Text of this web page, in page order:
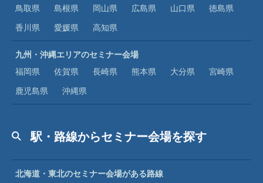
鳥取県
島根県 岡山県 広島県 山口県
徳島県
香川県
愛媛県 高知県
九州・沖縄エリアのセミナー会場
福岡県
佐賀県 長崎県 熊本県 大分県
宮崎県
鹿児島県
沖縄県
駅・路線からセミナー会場を探す
北海道・東北のセミナー会場がある路線